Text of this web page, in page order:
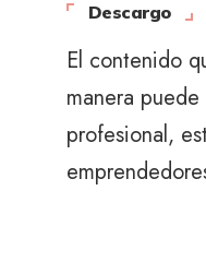
Descargo
El contenido
manera
profesional,